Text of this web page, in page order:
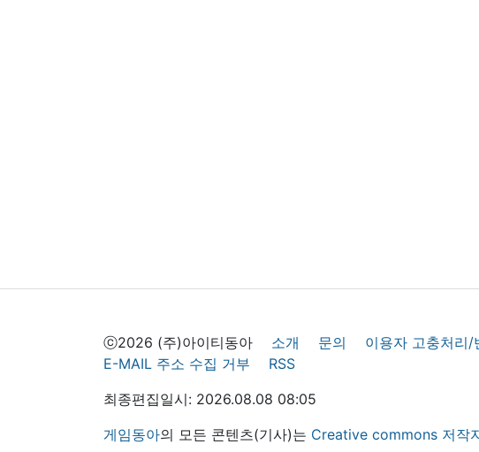
ⓒ2026 (주)아이티동아 소개 문의 이용자 고충처리/
E-MAIL 주소 수집 거부
RSS
최종편집일시: 2026.08.08 08:05
게임동아의 모든 콘텐츠(기사)는 Creative commons 저작